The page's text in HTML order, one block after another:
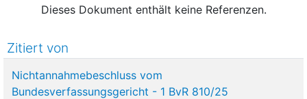
Dieses Dokument enthält keine Referenzen.
Zitiert von
Nichtannahmebeschluss vom
Bundesverfassungsgericht - 1 BvR 810/25